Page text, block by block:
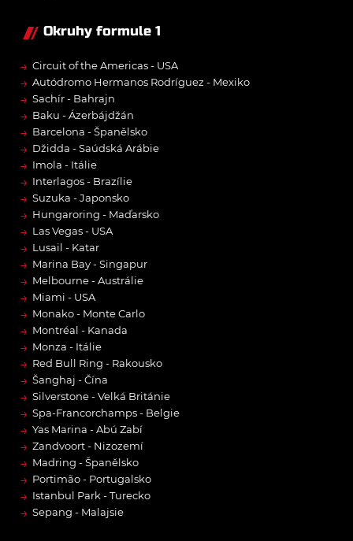
Okruhy formule 1
→ Circuit of the Americas - USA
→ Autódromo Hermanos Rodríguez - Mexiko
→ Sachír - Bahrajn
→ Baku - Ázerbájdžán
→ Barcelona - Španělsko
→ Džidda - Saúdská Arábie
→ Imola - Itálie
→ Interlagos - Brazílie
→ Suzuka - Japonsko
→ Hungaroring - Maďarsko
→ Las Vegas - USA
→ Lusail - Katar
→ Marina Bay - Singapur
→ Melbourne - Austrálie
→ Miami - USA
→ Monako - Monte Carlo
→ Montréal - Kanada
→ Monza - Itálie
→ Red Bull Ring - Rakousko
→ Šanghaj - Čína
→ Silverstone - Velká Británie
→ Spa-Francorchamps - Belgie
→ Yas Marina - Abú Zabí
→ Zandvoort - Nizozemí
→ Madring - Španělsko
→ Portimão - Portugalsko
→ Istanbul Park - Turecko
→ Sepang - Malajsie